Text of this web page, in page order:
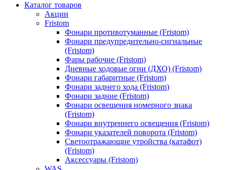
Каталог товаров
Акции
Fristom
Фонари противотуманные (Fristom)
Фонари предупредительно-сигнальные
(Fristom)
Фары рабочие (Fristom)
Дневные ходовые огни (ДХО) (Fristom)
Фонари габаритные (Fristom)
Фонари заднего хода (Fristom)
Фонари задние (Fristom)
Фонари освещения номерного знака
(Fristom)
Фонари внутреннего освещения (Fristom)
Фонари указателей поворота (Fristom)
Светоотражающие утройства (катафот)
(Fristom)
Аксессуары (Fristom)